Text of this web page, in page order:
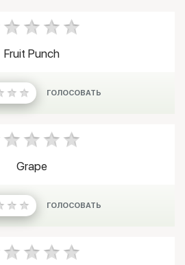
Fruit Punch
ГОЛОСОВАТЬ
Grape
ГОЛОСОВАТЬ